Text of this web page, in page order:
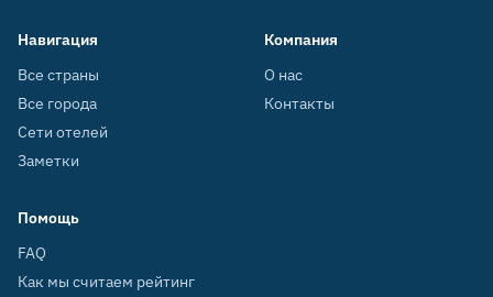
Навигация
Все страны
Все города
Сети отелей
Заметки
Компания
О нас
Контакты
Помощь
FAQ
Как мы считаем рейтинг